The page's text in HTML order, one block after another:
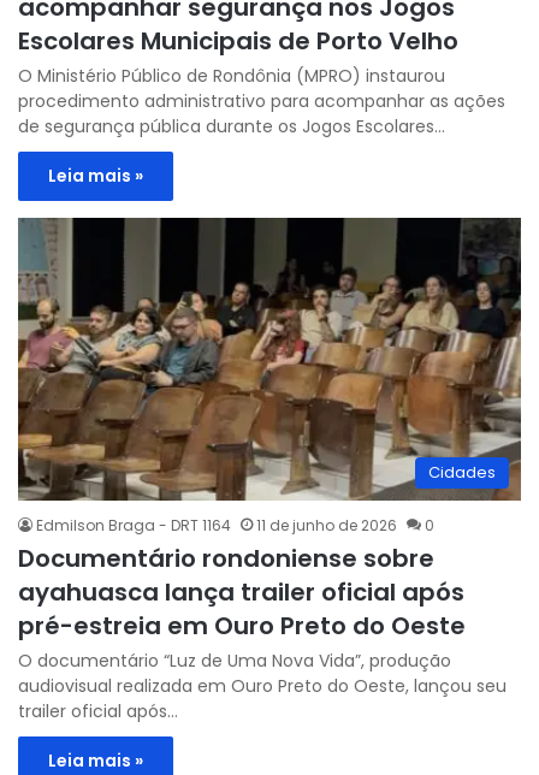
acompanhar segurança nos Jogos
Escolares Municipais de Porto Velho
O Ministério Público de Rondônia (MPRO) instaurou
procedimento administrativo para acompanhar as ações
de segurança pública durante os Jogos Escolares…
Leia mais »
Cidades
Edmilson Braga - DRT 1164 11 de junho de 2026 0
Documentário rondoniense sobre
ayahuasca lança trailer oficial após
pré-estreia em Ouro Preto do Oeste
O documentário “Luz de Uma Nova Vida”, produção
audiovisual realizada em Ouro Preto do Oeste, lançou seu
trailer oficial após…
Leia mais »